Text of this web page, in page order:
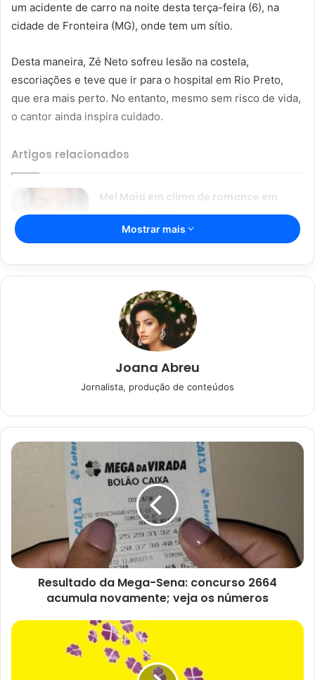
um acidente de carro na noite desta terça-feira (6), na
cidade de Fronteira (MG), onde tem um sítio.
Desta maneira, Zé Neto sofreu lesão na costela,
escoriações e teve que ir para o hospital em Rio Preto,
que era mais perto. No entanto, mesmo sem risco de vida,
o cantor ainda inspira cuidado.
Artigos relacionados
Mel Maia em clima de romance em
Veneza; confira
04/02/2024
Wanessa Camargo e Mc Bin Laden
03/02/2024
Segundo os médicos do hospital de base, o cantor
sertanejo ainda deve ficar na UTI até esta quinta-feira (7).
Inclusive, neste dia, será emitido um novo boletim sobre o
Zé Neto está consciente, diz
boletim
Mostrar mais
Joana Abreu
Jornalista, produção de conteúdos
Resultado da Mega-Sena: concurso 2664
acumula novamente; veja os números